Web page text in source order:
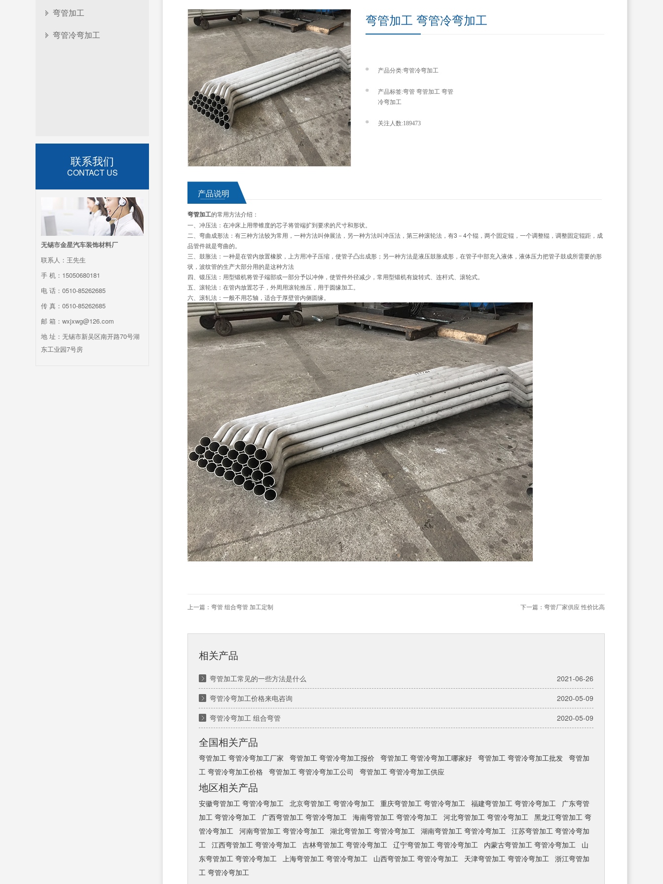
弯管加工
弯管冷弯加工
联系我们
CONTACT US
无锡市金星汽车装饰材料厂
联系人：王先生
手 机：15050680181
电 话：0510-85262685
传 真：0510-85262685
邮 箱：wxjxwg@126.com
地 址：无锡市新吴区南开路70号湖
东工业园7号房
弯管加工 弯管冷弯加工
产品分类:弯管冷弯加工
产品标签:弯管 弯管加工 弯管
冷弯加工
关注人数:189473
产品说明
弯管加工的常用方法介绍：
一、冲压法：在冲床上用带锥度的芯子将管端扩到要求的尺寸和形状。
二、弯曲成形法：有三种方法较为常用，一种方法叫伸展法，另一种方法叫冲压法，第三种滚轮法，有3－4个辊，两个固定辊，一个调整辊，调整固定辊距，成
品管件就是弯曲的。
三、鼓胀法：一种是在管内放置橡胶，上方用冲子压缩，使管子凸出成形；另一种方法是液压鼓胀成形，在管子中部充入液体，液体压力把管子鼓成所需要的形
状，波纹管的生产大部分用的是这种方法
四、锻压法：用型锻机将管子端部或一部分予以冲伸，使管件外径减少，常用型锻机有旋转式、连杆式、滚轮式。
五、滚轮法：在管内放置芯子，外周用滚轮推压，用于圆缘加工。
六、滚轧法：一般不用芯轴，适合于厚壁管内侧圆缘。
上一篇： 弯管 组合弯管 加工定制 下一篇： 弯管厂家供应 性价比高
相关产品
2021-06-26
弯管加工​常见的一些方法是什么
2020-05-09
弯管冷弯加工价格来电咨询
2020-05-09
弯管冷弯加工 组合弯管
全国相关产品
弯管加工 弯管冷弯加工厂家 弯管加工 弯管冷弯加工报价 弯管加工 弯管冷弯加工哪家好 弯管加工 弯管冷弯加工批发 弯管加
工 弯管冷弯加工价格 弯管加工 弯管冷弯加工公司 弯管加工 弯管冷弯加工供应
地区相关产品
安徽弯管加工 弯管冷弯加工 北京弯管加工 弯管冷弯加工 重庆弯管加工 弯管冷弯加工 福建弯管加工 弯管冷弯加工
广东弯管
加工 弯管冷弯加工
广西弯管加工 弯管冷弯加工 海南弯管加工 弯管冷弯加工 河北弯管加工 弯管冷弯加工 黑龙江弯管加工 弯
管冷弯加工 河南弯管加工 弯管冷弯加工 湖北弯管加工 弯管冷弯加工 湖南弯管加工 弯管冷弯加工 江苏弯管加工 弯管冷弯加
工 江西弯管加工 弯管冷弯加工 吉林弯管加工 弯管冷弯加工 辽宁弯管加工 弯管冷弯加工 内蒙古弯管加工 弯管冷弯加工
山
东弯管加工 弯管冷弯加工 上海弯管加工 弯管冷弯加工 山西弯管加工 弯管冷弯加工 天津弯管加工 弯管冷弯加工 浙江弯管加
工 弯管冷弯加工